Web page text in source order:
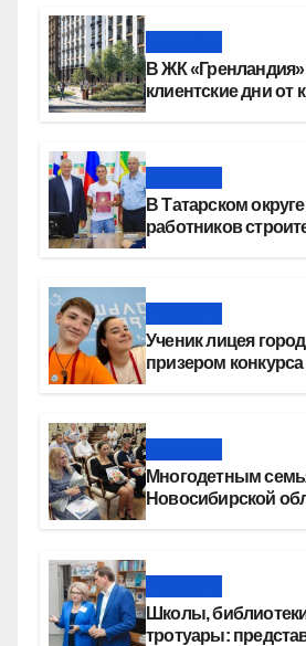
В ЖК
клиентские дни от
В Татарском
работников
Ученик лицея
призером
Многодетным
Новосибирской
Школы,
тротуары: